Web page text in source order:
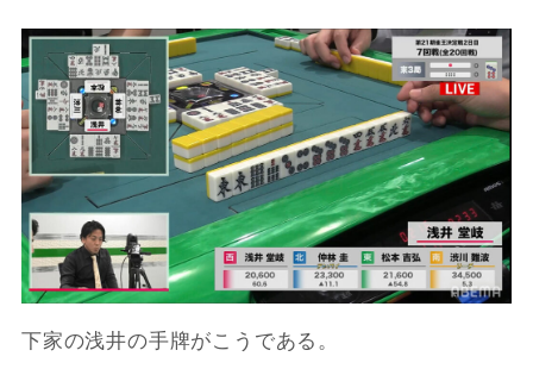
下家の浅井の手牌がこうである。